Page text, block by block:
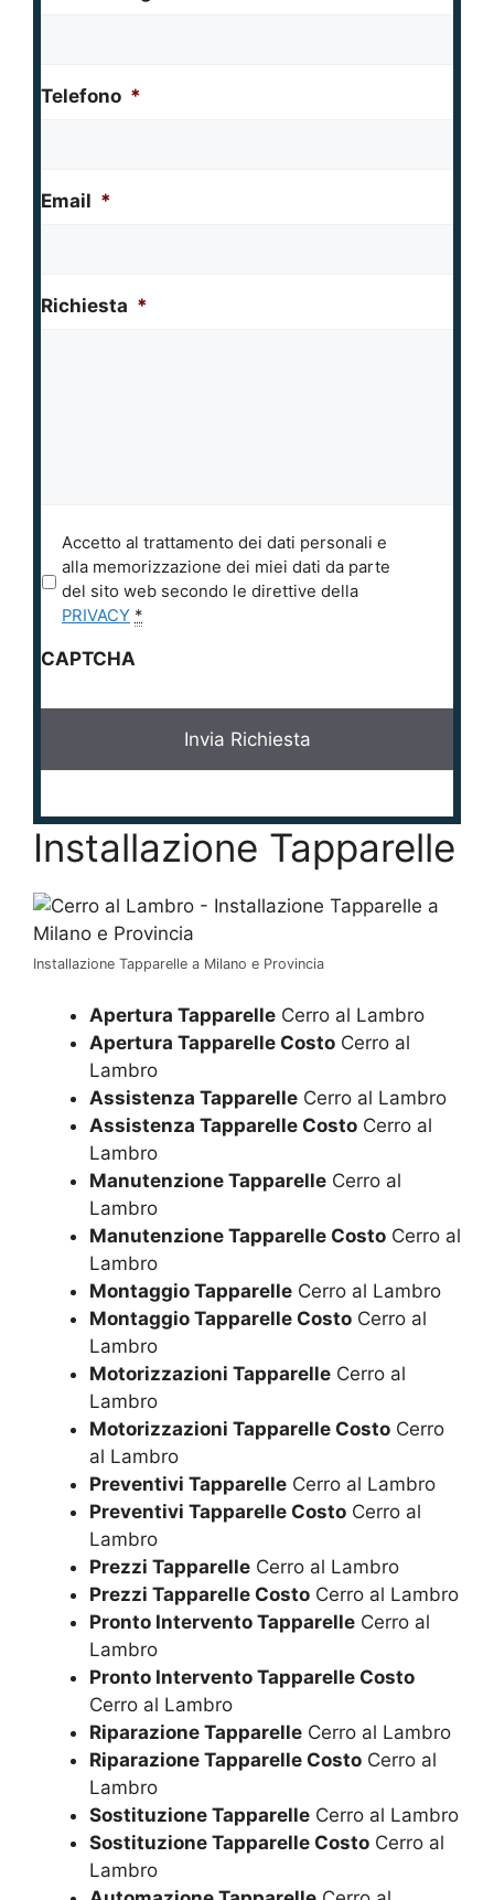
Telefono *
Email *
Richiesta *
i
c
*
Accetto al trattamento dei dati personali e
alla memorizzazione dei miei dati da parte
del sito web secondo le direttive della
PRIVACY *
CAPTCHA
Installazione Tapparelle
Installazione Tapparelle a Milano e Provincia
Apertura Tapparelle Cerro al Lambro
Apertura Tapparelle Costo Cerro al
Lambro
Assistenza Tapparelle Cerro al Lambro
Assistenza Tapparelle Costo Cerro al
Lambro
Manutenzione Tapparelle Cerro al
Lambro
Manutenzione Tapparelle Costo Cerro al
Lambro
Montaggio Tapparelle Cerro al Lambro
Montaggio Tapparelle Costo Cerro al
Lambro
Motorizzazioni Tapparelle Cerro al
Lambro
Motorizzazioni Tapparelle Costo Cerro
al Lambro
Preventivi Tapparelle Cerro al Lambro
Preventivi Tapparelle Costo Cerro al
Lambro
Prezzi Tapparelle Cerro al Lambro
Prezzi Tapparelle Costo Cerro al Lambro
Pronto Intervento Tapparelle Cerro al
Lambro
Pronto Intervento Tapparelle Costo
Cerro al Lambro
Riparazione Tapparelle Cerro al Lambro
Riparazione Tapparelle Costo Cerro al
Lambro
Sostituzione Tapparelle Cerro al Lambro
Sostituzione Tapparelle Costo Cerro al
Lambro